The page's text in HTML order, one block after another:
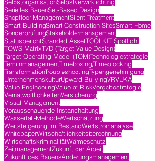
SelbstorganisationSelbstverwirklichung
Serielles BauenSet-Based Design
Shopfloor-ManagementSilent Treatment
Smart BuildingSmart Construction SitesSmart Home
SonderprüfungStakeholdermanagement
StatusberichtStranded AssetTOOLKIT Spotlight
TOWS-MatrixTVD (Target Value Design)
Target Operating Model (TOM)Technologiestrategie
TerminmanagementTimeboxing/Timeblocking
TransformationTroubleshootingTypengenehmigung
UnternehmenskulturUpward BullyingVRVUKA
Value EngineeringValue at RiskVergabestrategie
VernatwortlichkeitenVersicherung
Visual Management
Vorausschauende Instandhaltung
Wasserfall-MethodeWertschätzung
Wertsteigerung im BestandWertstromanalyse
WhitepaperWirtschaftlichkeitsberechnung
WirtschaftskriminalitätWärmeschutz
ZeitmanagementZukunft der Arbeit
Zukunft des BauensÄnderungsmanagement